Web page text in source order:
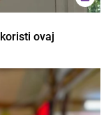
ovaj